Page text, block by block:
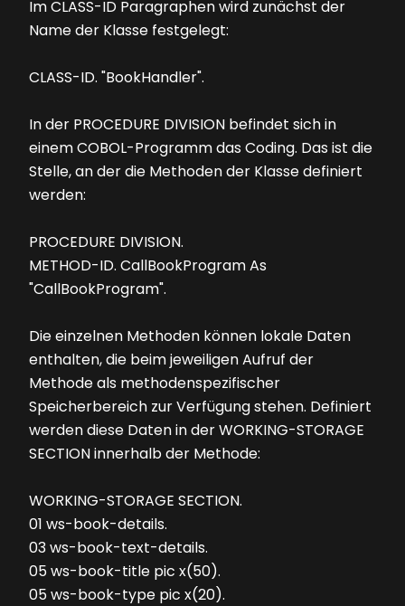
Im CLASS-ID Paragraphen wird zunächst der
Name der Klasse festgelegt:
CLASS-ID. "BookHandler".
In der PROCEDURE DIVISION befindet sich in
einem COBOL-Programm das Coding. Das ist die
Stelle, an der die Methoden der Klasse definiert
werden:
PROCEDURE DIVISION.
METHOD-ID. CallBookProgram As
"CallBookProgram".
Die einzelnen Methoden können lokale Daten
enthalten, die beim jeweiligen Aufruf der
Methode als methodenspezifischer
Speicherbereich zur Verfügung stehen. Definiert
werden diese Daten in der WORKING-STORAGE
SECTION innerhalb der Methode:
WORKING-STORAGE SECTION.
01 ws-book-details.
03 ws-book-text-details.
05 ws-book-title pic x(50).
05 ws-book-type pic x(20).